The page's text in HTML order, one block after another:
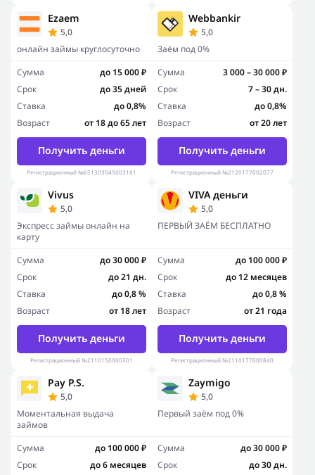
Ezaem
5,0
онлайн займы круглосуточно
Сумма
до 15 000 ₽
Срок
до 35 дней
Ставка
до 0,8%
Возраст
от 18 до 65 лет
Получить деньги
Регистрационный №651303045003161
Webbankir
5,0
Заём под 0%
Сумма
3 000 – 30 000 ₽
Срок
7 – 30 дн.
Ставка
до 0,8%
Возраст
от 20 лет
Получить деньги
Регистрационный №2120177002077
Vivus
5,0
Экспресс займы онлайн на
карту
Сумма
до 30 000 ₽
Срок
до 21 дн.
Ставка
до 0,8 %
Возраст
от 18 лет
Получить деньги
Регистрационный №2110150000301
VIVA деньги
5,0
ПЕРВЫЙ ЗАЁМ БЕСПЛАТНО
Сумма
до 100 000 ₽
Срок
до 12 месяцев
Ставка
до 0,8 %
Возраст
от 21 года
Получить деньги
Регистрационный №2110177000840
Pay P.S.
5,0
Моментальная выдача
займов
Сумма
до 100 000 ₽
Срок
до 6 месяцев
Zaymigo
5,0
Первый заём под 0%
Сумма
до 30 000 ₽
Срок
до 30 дн.